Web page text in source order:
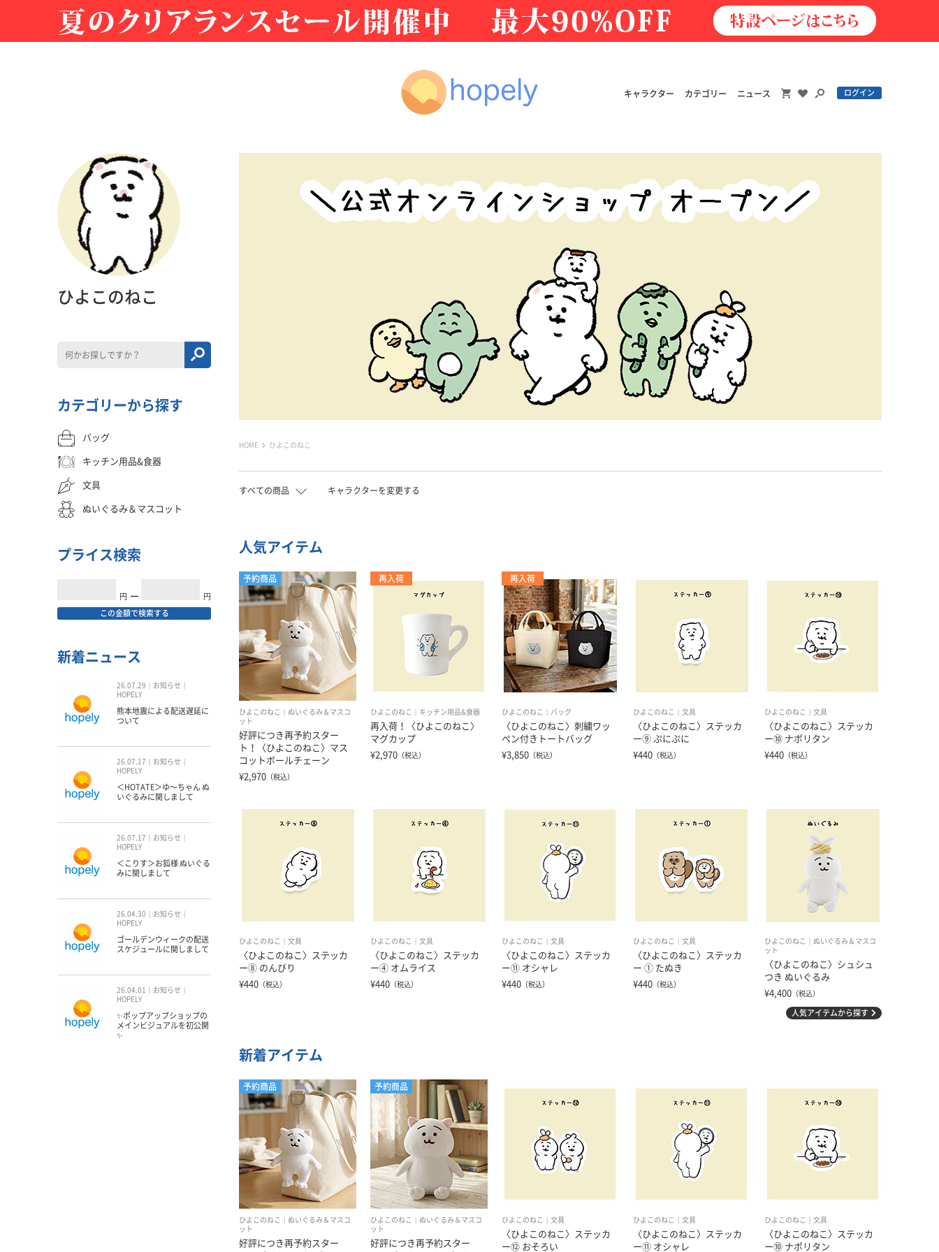
キャラクター カテゴリー ニュース ログイン
HOME ひよこのねこ
すべての商品 キャラクターを変更する
人気アイテム
予約商品
ひよこのねこ
ぬいぐるみ＆マスコ
ット
好評につき再予約スター
ト！〈ひよこのねこ〉マス
コットボールチェーン
¥2,970 （税込）
再入荷
ひよこのねこ キッチン用品&食器
再入荷！〈ひよこのねこ〉
マグカップ
¥2,970 （税込）
再入荷
ひよこのねこ バッグ
〈ひよこのねこ〉刺繍ワッ
ペン付きトートバッグ
¥3,850 （税込）
ひよこのねこ 文具
〈ひよこのねこ〉ステッカ
ー⑨ ぷにぷに
¥440 （税込）
ひよこのねこ 文具
〈ひよこのねこ〉ステッカ
ー⑩ ナポリタン
¥440 （税込）
ひよこのねこ 文具
〈ひよこのねこ〉ステッカ
ー⑧ のんびり
¥440 （税込）
ひよこのねこ 文具
〈ひよこのねこ〉ステッカ
ー④ オムライス
¥440 （税込）
ひよこのねこ 文具
〈ひよこのねこ〉ステッカ
ー⑪ オシャレ
¥440 （税込）
ひよこのねこ 文具
〈ひよこのねこ〉ステッカ
ー ① たぬき
¥440 （税込）
ひよこのねこ
ぬいぐるみ＆マスコ
ット
〈ひよこのねこ〉シュシュ
つき ぬいぐるみ
¥4,400 （税込）
人気アイテムから探す
新着アイテム
予約商品
ひよこのねこ
ぬいぐるみ＆マスコ
ット
好評につき再予約スター
予約商品
ひよこのねこ
ぬいぐるみ＆マスコ
ット
好評につき再予約スター
ひよこのねこ 文具
〈ひよこのねこ〉ステッカ
ー⑫ おそろい
ひよこのねこ 文具
〈ひよこのねこ〉ステッカ
ー⑪ オシャレ
ひよこのねこ 文具
〈ひよこのねこ〉ステッカ
ー⑩ ナポリタン
ひよこのねこ
カテゴリーから探す
バッグ
キッチン用品&食器
文具
ぬいぐるみ＆マスコット
プライス検索
円 ━ 円
この金額で検索する
新着ニュース
26.07.29
お知らせ
HOPELY
熊本地震による配送遅延に
ついて
26.07.17
お知らせ
HOPELY
＜HOTATE＞ゆ〜ちゃん ぬ
いぐるみに関しまして
26.07.17
お知らせ
HOPELY
＜こりす＞お狐様 ぬいぐる
みに関しまして
26.04.30
お知らせ
HOPELY
ゴールデンウィークの配送
スケジュールに関しまして
26.04.01
お知らせ
HOPELY
✨ポップアップショップの
メインビジュアルを初公開
✨